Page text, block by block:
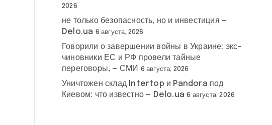
2026
не только безопасность, но и инвестиция —
Delo.ua 6 августа, 2026
Говорили о завершении войны в Украине: экс-
чиновники ЕС и РФ провели тайные
переговоры, — СМИ
6 августа, 2026
Уничтожен склад Intertop и Pandora под
Киевом: что известно — Delo.ua 6 августа, 2026